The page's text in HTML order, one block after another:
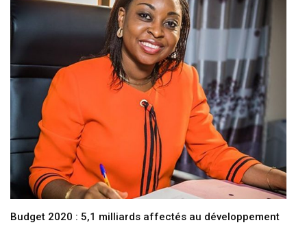
Budget 2020 : 5,1 milliards affectés au développement